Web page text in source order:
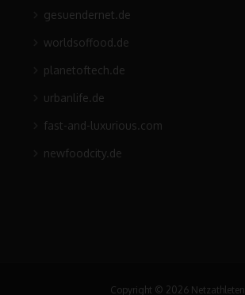
gesuendernet.de
worldsoffood.de
planetoftech.de
urbanlife.de
fast-and-luxurious.com
newfoodcity.de
Copyright © 2026 Netzathleten